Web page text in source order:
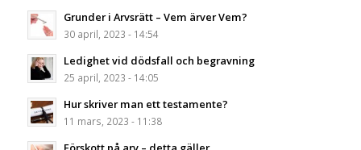
Grunder i Arvsrätt – Vem ärver Vem?
30 april, 2023 - 14:54
Ledighet vid dödsfall och begravning
25 april, 2023 - 14:05
Hur skriver man ett testamente?
11 mars, 2023 - 11:38